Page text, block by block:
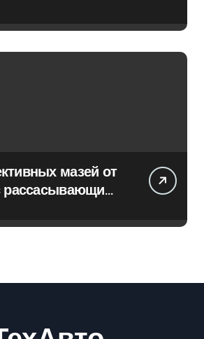
мазей от
рассасывающим